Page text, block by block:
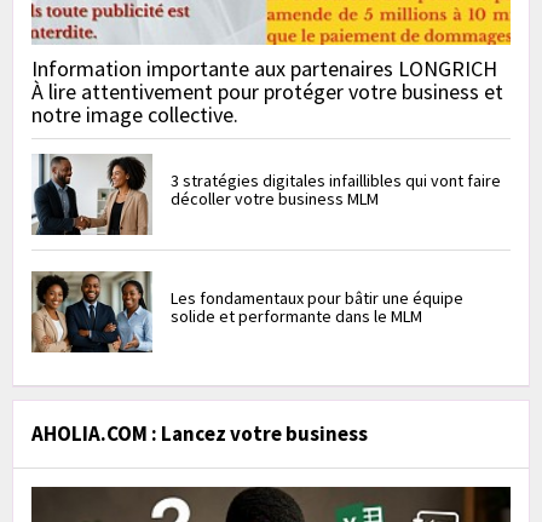
Information importante aux partenaires LONGRICH
À lire attentivement pour protéger votre business et
notre image collective.
3 stratégies digitales infaillibles qui vont faire
décoller votre business MLM
Les fondamentaux pour bâtir une équipe
solide et performante dans le MLM
AHOLIA.COM : Lancez votre business